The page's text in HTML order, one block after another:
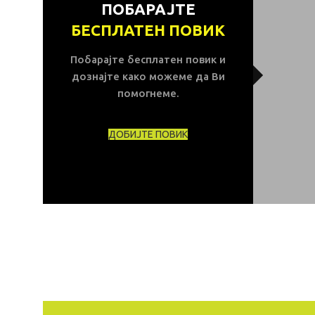
ПОБАРАЈТЕ
БЕСПЛАТЕН ПОВИК
Побарајте бесплатен повик и
дознајте како можеме да Ви
помогнеме.
ДОБИЈТЕ ПОВИК